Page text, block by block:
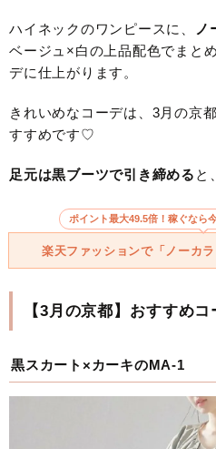
ハイネックのワンピースに、 ノ
ベージュ×白の上品配色でまと
デに仕上がります。
きれいめなコーデは、3月の京
すすめです♡
足元は黒ブーツで引き締める と
ポイント最大49.5倍！稼ぐなら
楽天ファッションで「ノーカ
【3月の京都】おすすめ
黒スカート×カーキのMA-1